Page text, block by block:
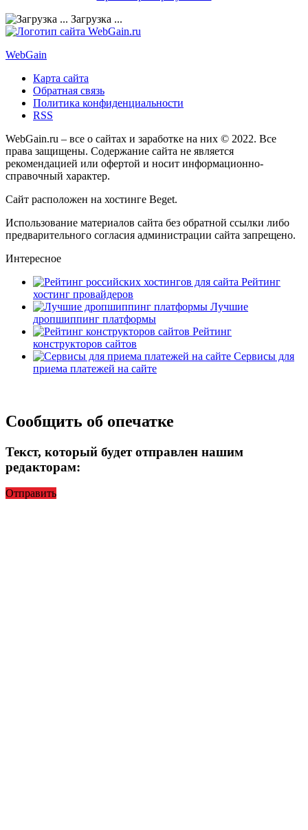
Загрузка ...
WebGain
Карта сайта
Обратная связь
Политика конфиденциальности
RSS
WebGain.ru – все о сайтах и заработке на них © 2022. Все
права защищены. Содержание сайта не является
рекомендацией или офертой и носит информационно-
справочный характер.
Сайт расположен на хостинге Beget.
Использование материалов сайта без обратной ссылки либо
предварительного согласия администрации сайта запрещено.
Интересное
Рейтинг
хостинг провайдеров
Лучшие
дропшиппинг платформы
Рейтинг
конструкторов сайтов
Сервисы для
приема платежей на сайте
Сообщить об опечатке
Текст, который будет отправлен нашим
редакторам:
Отправить